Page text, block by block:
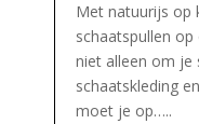
Met natuurijs op
schaatspullen
niet alleen om je
schaatskleding
moet je op…..